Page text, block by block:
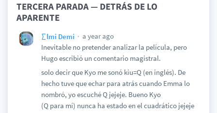
TERCERA PARADA — DETRÁS DE LO
APARENTE
∑lmi Demi
a year ago
Inevitable no pretender analizar la película, pero
Hugo escribió un comentario magistral.
solo decir que Kyo me sonó kiu=Q (en inglés). De
hecho tuve que echar para atrás cuando Emma lo
nombró, yo escuché Q jejeje. Bueno Kyo
(Q para mí) nunca ha estado en el cuadrático jejeje